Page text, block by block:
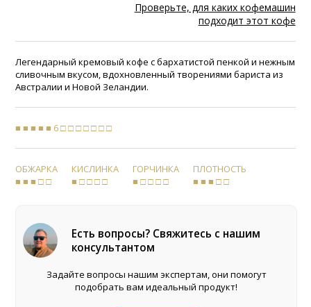
Проверьте, для каких кофемашин
подходит этот кофе
Легендарный кремовый кофе с бархатистой пенкой и нежным
сливочным вкусом, вдохновленный творениями бариста из
Австралии и Новой Зеландии.
■ ■ ■ ■ ■ 6 □ □ □ □ □ □ □
ОБЖАРКА
■ ■ ■ □ □
КИСЛИНКА
■ □ □ □ □
ГОРЧИНКА
■ □ □ □ □
ПЛОТНОСТЬ
■ ■ ■ □ □
Есть вопросы? Свяжитесь с нашим
консультантом
Задайте вопросы нашим экспертам, они помогут
подобрать вам идеальный продукт!